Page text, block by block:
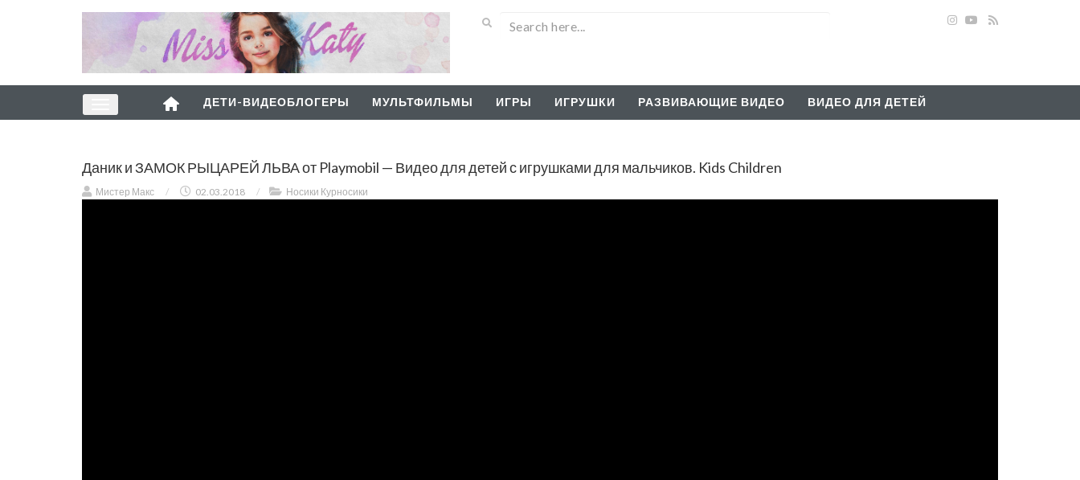
ДЕТИ-ВИДЕОБЛОГЕРЫ МУЛЬТФИЛЬМЫ ИГРЫ ИГРУШКИ РАЗВИВАЮЩИЕ ВИДЕО ВИДЕО ДЛЯ ДЕТЕЙ
Даник и ЗАМОК РЫЦАРЕЙ ЛЬВА от Playmobil — Видео для детей с игрушками для мальчиков. Kids Children
Мистер Макс / 02.03.2018 / Носики Курносики